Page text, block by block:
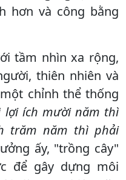
hơn và công bằng
tầm nhìn xa rộng,
thiên nhiên và
chỉnh thể thống
lợi ích mười năm thì
trăm năm thì phải
ấy, "trồng cây"
để gây dựng môi